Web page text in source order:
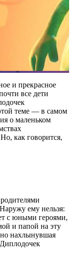
и прекрасное
все дети
теме — в самом
о маленьком
как говорится,
ему нельзя:
с юными героями,
и папой на эту
нахлынувшая